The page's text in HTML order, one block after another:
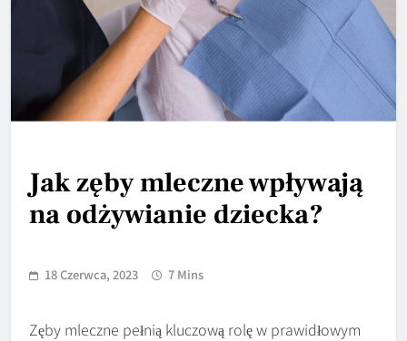
Jak zęby mleczne wpływają
na odżywianie dziecka?
18 Czerwca, 2023 7 Mins
Zęby mleczne pełnią kluczową rolę w prawidłowym